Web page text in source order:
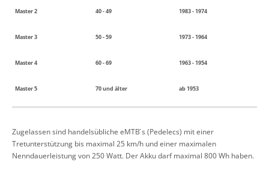
Master 2 40 - 49 1983 - 1974
Master 3 50 - 59 1973 - 1964
Master 4 60 - 69 1963 - 1954
Master 5 70 und älter ab 1953
Zugelassen sind handelsübliche eMTB ́s (Pedelecs) mit einer
Tretunterstützung bis maximal 25 km/h und einer maximalen
Nenndauerleistung von 250 Watt. Der Akku darf maximal 800 Wh haben.